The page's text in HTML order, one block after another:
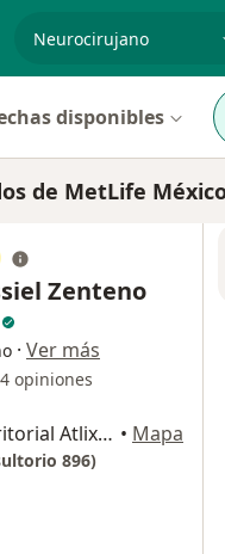
disponibles
de MetLife
Zenteno
· Ver más
opiniones
Av. Kepler 2143, Reserva Territorial Atlixcáyotl, 72190 Reserva Territorial Atlixcáyotl, Puebla • Mapa
896)